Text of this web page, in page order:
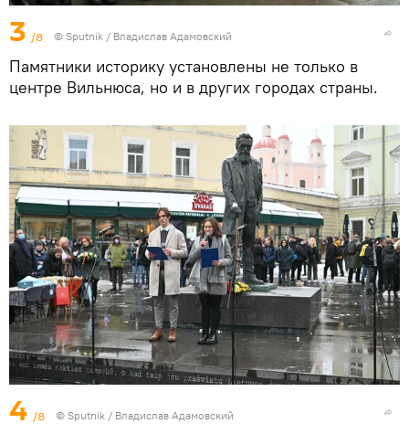
3 /8 © Sputnik / Владислав Адамовский
Памятники историку установлены не только в
центре Вильнюса, но и в других городах страны.
4 /8 © Sputnik / Владислав Адамовский